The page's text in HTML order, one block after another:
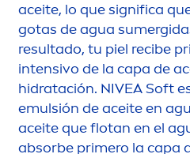
aceite, lo que significa
gotas de agua
resultado, tu piel recibe
intensivo de la capa de
hidratación. NIVEASoft
emulsión de aceite en
aceite que flotan en el
absorbe primero la capa